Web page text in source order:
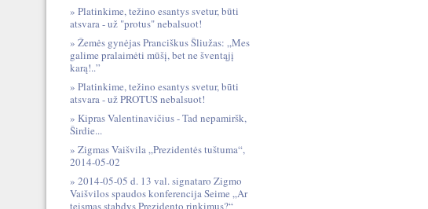
Platinkime, težino esantys svetur, būti
atsvara - už "protus" nebalsuot!
Žemės gynėjas Pranciškus Šliužas: „Mes
galime pralaimėti mūšį, bet ne šventąjį
karą!..”
Platinkime, težino esantys svetur, būti
atsvara - už PROTUS nebalsuot!
Kipras Valentinavičius - Tad nepamiršk,
Širdie...
Zigmas Vaišvila „Prezidentės tuštuma“,
2014-05-02
2014-05-05 d. 13 val. signataro Zigmo
Vaišvilos spaudos konferencija Seime „Ar
teismas stabdys Prezidento rinkimus?“